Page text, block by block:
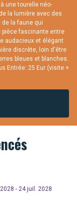
une tourelle néo-
la lumière avec des
la faune qui
fascinante entre
audacieux et élégant
discrète, loin d'être
bleues et blanches.
Entrée: 25 Eur (visite +
- 24 juil. 2028